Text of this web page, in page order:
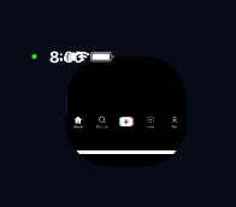
8:00